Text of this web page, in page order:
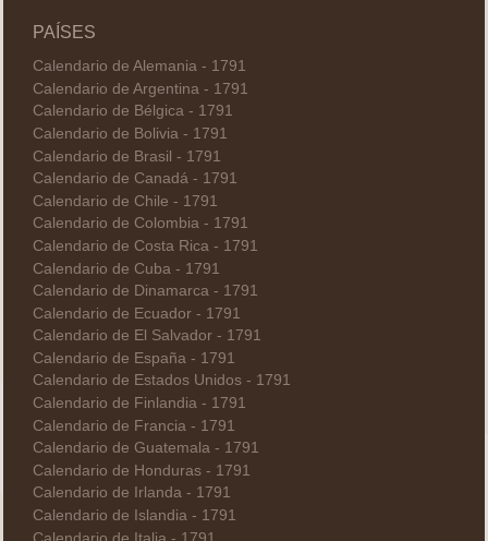
PAÍSES
Calendario de Alemania - 1791
Calendario de Argentina - 1791
Calendario de Bélgica - 1791
Calendario de Bolivia - 1791
Calendario de Brasil - 1791
Calendario de Canadá - 1791
Calendario de Chile - 1791
Calendario de Colombia - 1791
Calendario de Costa Rica - 1791
Calendario de Cuba - 1791
Calendario de Dinamarca - 1791
Calendario de Ecuador - 1791
Calendario de El Salvador - 1791
Calendario de España - 1791
Calendario de Estados Unidos - 1791
Calendario de Finlandia - 1791
Calendario de Francia - 1791
Calendario de Guatemala - 1791
Calendario de Honduras - 1791
Calendario de Irlanda - 1791
Calendario de Islandia - 1791